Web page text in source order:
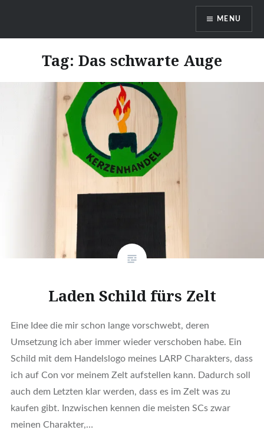
DragonDanielas Hobbyblog
MENU
Tag: Das schwarte Auge
Laden Schild fürs Zelt
Eine Idee die mir schon lange vorschwebt, deren
Umsetzung ich aber immer wieder verschoben habe. Ein
Schild mit dem Handelslogo meines LARP Charakters, dass
ich auf Con vor meinem Zelt aufstellen kann. Dadurch soll
auch dem Letzten klar werden, dass es im Zelt was zu
kaufen gibt. Inzwischen kennen die meisten SCs zwar
meinen Charakter,…